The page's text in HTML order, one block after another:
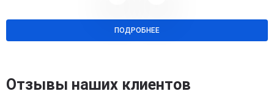
ПОДРОБНЕЕ
Отзывы наших клиентов